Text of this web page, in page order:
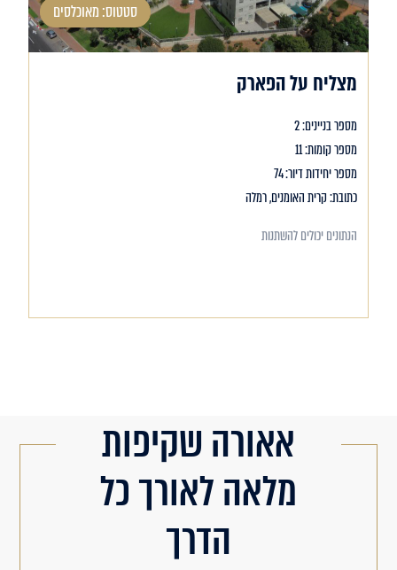
סטטוס: מאוכלסים
מצליח על הפארק
מספר בניינים: 2
מספר קומות: 11
מספר יחידות דיור: 74
כתובת: קרית האומנים, רמלה
הנתונים יכולים להשתנות
אאורה שקיפות
מלאה לאורך כל
הדרך